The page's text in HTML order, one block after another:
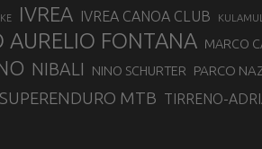
IVREA IVREA CANOA CLUB
AURELIO FONTANA MARCO
NIBALI NINO SCHURTER PARCO
SUPERENDURO MTB TIRRENO-